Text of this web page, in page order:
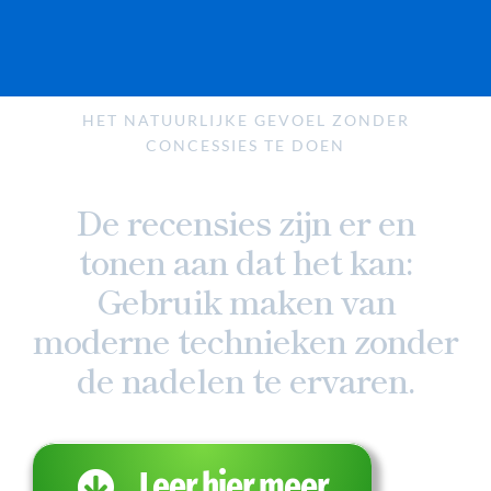
HET NATUURLIJKE GEVOEL ZONDER
CONCESSIES TE DOEN
De recensies zijn er en
tonen aan dat het kan:
Gebruik maken van
moderne technieken zonder
de nadelen te ervaren.